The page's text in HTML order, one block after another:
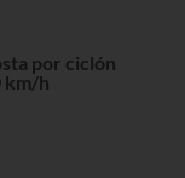
por ciclón
km/h